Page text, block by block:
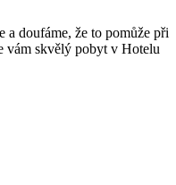
a doufáme, že to pomůže‍ při
⁤vám skvělý pobyt ⁢v Hotelu